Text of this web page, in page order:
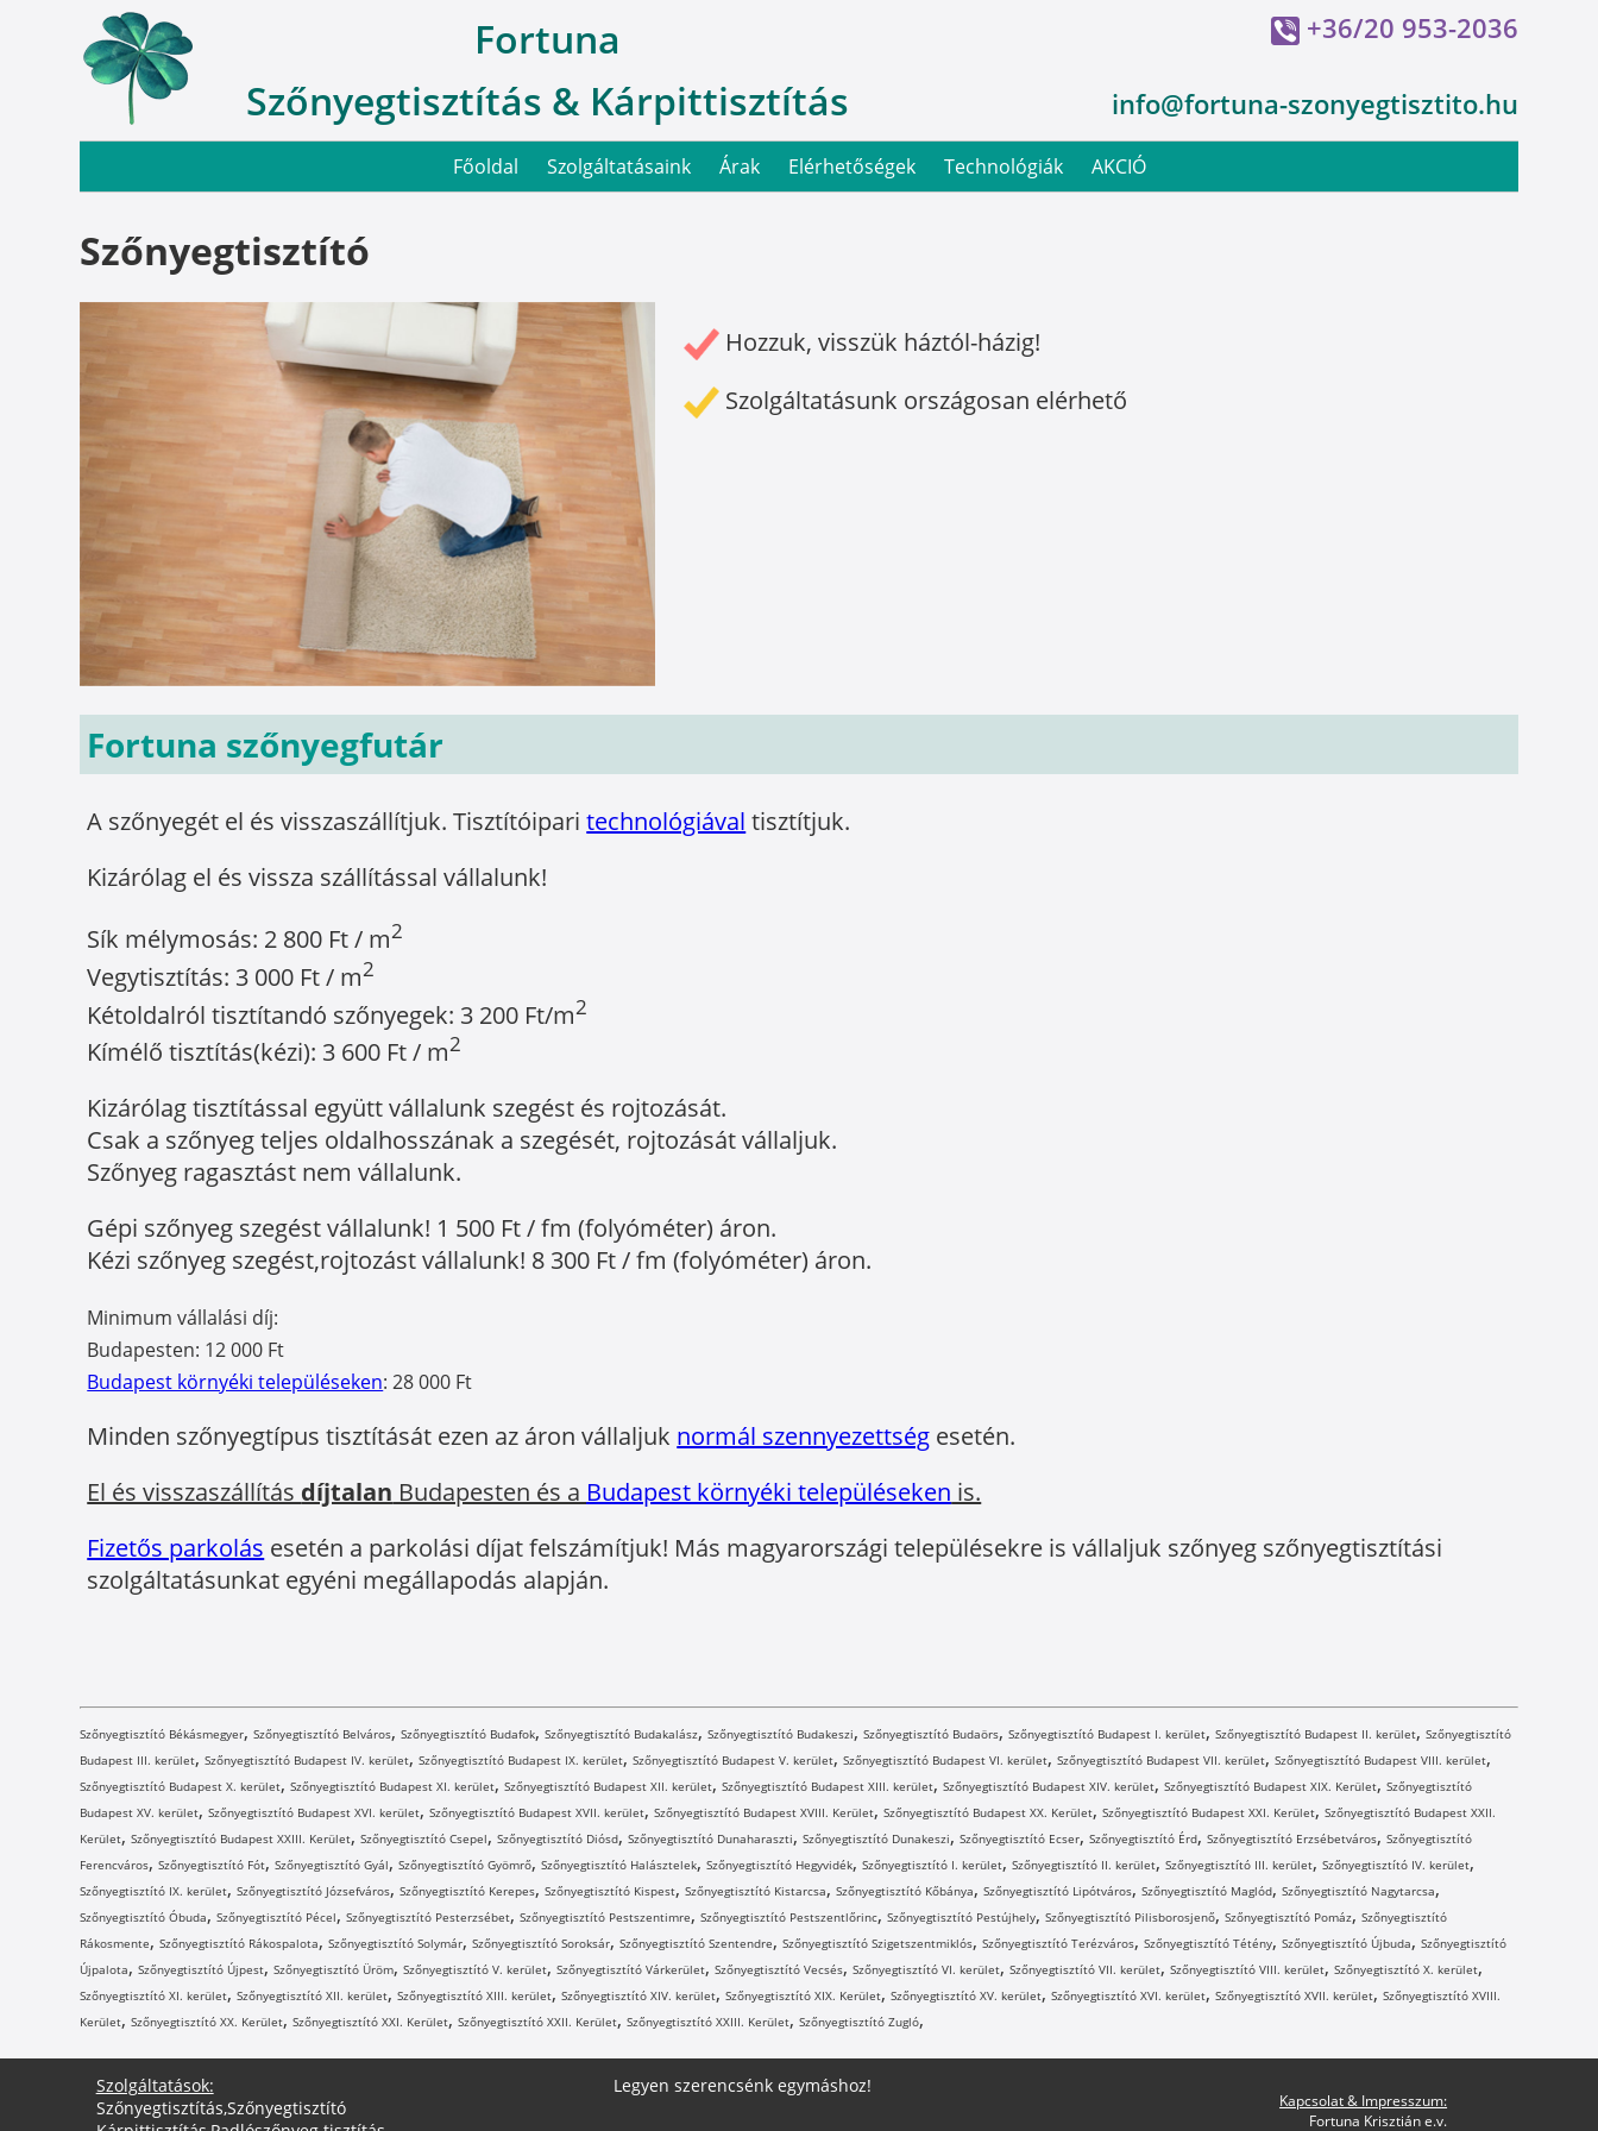
Fortuna
Szőnyegtisztítás & Kárpittisztítás
+36/20 953-2036
info@fortuna-szonyegtisztito.hu
Főoldal Szolgáltatásaink Árak Elérhetőségek Technológiák AKCIÓ
Szőnyegtisztító
Hozzuk, visszük háztól-házig!
Szolgáltatásunk országosan elérhető
Fortuna szőnyegfutár
A szőnyegét el és visszaszállítjuk. Tisztítóiparitechnológiával tisztítjuk.
Kizárólag el és vissza szállítással vállalunk!
Sík mélymosás: 2 800 Ft / m2
Vegytisztítás: 3 000 Ft / m2
Kétoldalról tisztítandó szőnyegek: 3 200 Ft/m2
Kímélő tisztítás(kézi): 3 600 Ft / m2
Kizárólag tisztítással együtt vállalunk szegést és rojtozását.
Csak a szőnyeg teljes oldalhosszának a szegését, rojtozását vállaljuk.
Szőnyeg ragasztást nem vállalunk.
Gépi szőnyeg szegést vállalunk! 1 500 Ft / fm (folyóméter) áron.
Kézi szőnyeg szegést,rojtozást vállalunk! 8 300 Ft / fm (folyóméter) áron.
Minimum vállalási díj:
Budapesten: 12 000 Ft
Budapest környéki településeken: 28 000 Ft
Minden szőnyegtípus tisztítását ezen az áron vállaljuk normál szennyezettség esetén.
El és visszaszállítás díjtalan Budapesten és a Budapest környéki településeken is.
Fizetős parkolás esetén a parkolási díjat felszámítjuk! Más magyarországi településekre is vállaljuk szőnyeg szőnyegtisztítási
szolgáltatásunkat egyéni megállapodás alapján.
Szőnyegtisztító Békásmegyer,Szőnyegtisztító Belváros,Szőnyegtisztító Budafok,Szőnyegtisztító Budakalász,Szőnyegtisztító Budakeszi,Szőnyegtisztító Budaörs,Szőnyegtisztító Budapest I. kerület,Szőnyegtisztító Budapest II. kerület,Szőnyegtisztító
Budapest III. kerület,Szőnyegtisztító Budapest IV. kerület,Szőnyegtisztító Budapest IX. kerület,Szőnyegtisztító Budapest V. kerület,Szőnyegtisztító Budapest VI. kerület,Szőnyegtisztító Budapest VII. kerület,Szőnyegtisztító Budapest VIII. kerület,
Szőnyegtisztító Budapest X. kerület,Szőnyegtisztító Budapest XI. kerület,Szőnyegtisztító Budapest XII. kerület,Szőnyegtisztító Budapest XIII. kerület,Szőnyegtisztító Budapest XIV. kerület,Szőnyegtisztító Budapest XIX. Kerület,Szőnyegtisztító
Budapest XV. kerület,Szőnyegtisztító Budapest XVI. kerület,Szőnyegtisztító Budapest XVII. kerület,Szőnyegtisztító Budapest XVIII. Kerület,Szőnyegtisztító Budapest XX. Kerület,Szőnyegtisztító Budapest XXI. Kerület,Szőnyegtisztító Budapest XXII.
Kerület,Szőnyegtisztító Budapest XXIII. Kerület,Szőnyegtisztító Csepel,Szőnyegtisztító Diósd,Szőnyegtisztító Dunaharaszti,Szőnyegtisztító Dunakeszi,Szőnyegtisztító Ecser,Szőnyegtisztító Érd,Szőnyegtisztító Erzsébetváros,Szőnyegtisztító
Ferencváros,Szőnyegtisztító Fót,Szőnyegtisztító Gyál,Szőnyegtisztító Gyömrő,Szőnyegtisztító Halásztelek,Szőnyegtisztító Hegyvidék,Szőnyegtisztító I. kerület,Szőnyegtisztító II. kerület,Szőnyegtisztító III. kerület,Szőnyegtisztító IV. kerület,
Szőnyegtisztító IX. kerület,Szőnyegtisztító Józsefváros,Szőnyegtisztító Kerepes,Szőnyegtisztító Kispest,Szőnyegtisztító Kistarcsa,Szőnyegtisztító Kőbánya,Szőnyegtisztító Lipótváros,Szőnyegtisztító Maglód,Szőnyegtisztító Nagytarcsa,
Szőnyegtisztító Óbuda,Szőnyegtisztító Pécel,Szőnyegtisztító Pesterzsébet,Szőnyegtisztító Pestszentimre,Szőnyegtisztító Pestszentlőrinc,Szőnyegtisztító Pestújhely,Szőnyegtisztító Pilisborosjenő,Szőnyegtisztító Pomáz,Szőnyegtisztító
Rákosmente,Szőnyegtisztító Rákospalota,Szőnyegtisztító Solymár,Szőnyegtisztító Soroksár,Szőnyegtisztító Szentendre,Szőnyegtisztító Szigetszentmiklós,Szőnyegtisztító Terézváros,Szőnyegtisztító Tétény,Szőnyegtisztító Újbuda,Szőnyegtisztító
Újpalota,Szőnyegtisztító Újpest,Szőnyegtisztító Üröm,Szőnyegtisztító V. kerület,Szőnyegtisztító Várkerület,Szőnyegtisztító Vecsés,Szőnyegtisztító VI. kerület,Szőnyegtisztító VII. kerület,Szőnyegtisztító VIII. kerület,Szőnyegtisztító X. kerület,
Szőnyegtisztító XI. kerület,Szőnyegtisztító XII. kerület,Szőnyegtisztító XIII. kerület,Szőnyegtisztító XIV. kerület,Szőnyegtisztító XIX. Kerület,Szőnyegtisztító XV. kerület,Szőnyegtisztító XVI. kerület,Szőnyegtisztító XVII. kerület,Szőnyegtisztító XVIII.
Kerület,Szőnyegtisztító XX. Kerület,Szőnyegtisztító XXI. Kerület,Szőnyegtisztító XXII. Kerület,Szőnyegtisztító XXIII. Kerület,Szőnyegtisztító Zugló,
Szolgáltatások:
Szőnyegtisztítás,Szőnyegtisztító
Legyen szerencsénk egymáshoz!
Kapcsolat & Impresszum:
Fortuna Krisztián e.v.